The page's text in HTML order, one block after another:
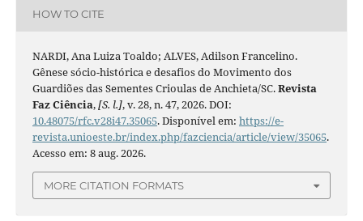
HOW TO CITE
NARDI, Ana Luiza Toaldo; ALVES, Adilson Francelino.
Gênese sócio-histórica e desafios do Movimento dos
Guardiões das Sementes Crioulas de Anchieta/SC.Revista
Faz Ciência,[S. l.], v. 28, n. 47, 2026. DOI:
10.48075/rfc.v28i47.35065. Disponível em: https://e-
revista.unioeste.br/index.php/fazciencia/article/view/35065.
Acesso em: 8 aug. 2026.
MORE CITATION FORMATS